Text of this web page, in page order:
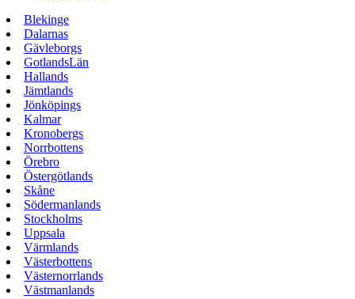
Blekinge
Dalarnas
Gävleborgs
GotlandsLän
Hallands
Jämtlands
Jönköpings
Kalmar
Kronobergs
Norrbottens
Örebro
Östergötlands
Skåne
Södermanlands
Stockholms
Uppsala
Värmlands
Västerbottens
Västernorrlands
Västmanlands